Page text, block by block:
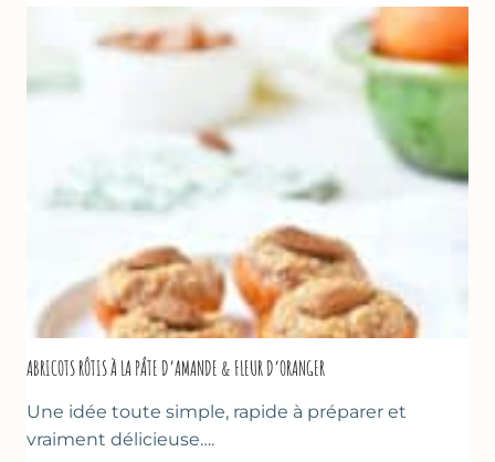
COURGETTE,
HUILE
D’OLIVE
ABRICOTS RÔTIS À LA PÂTE D’AMANDE & FLEUR D’ORANGER
Une idée toute simple, rapide à préparer et
vraiment délicieuse….